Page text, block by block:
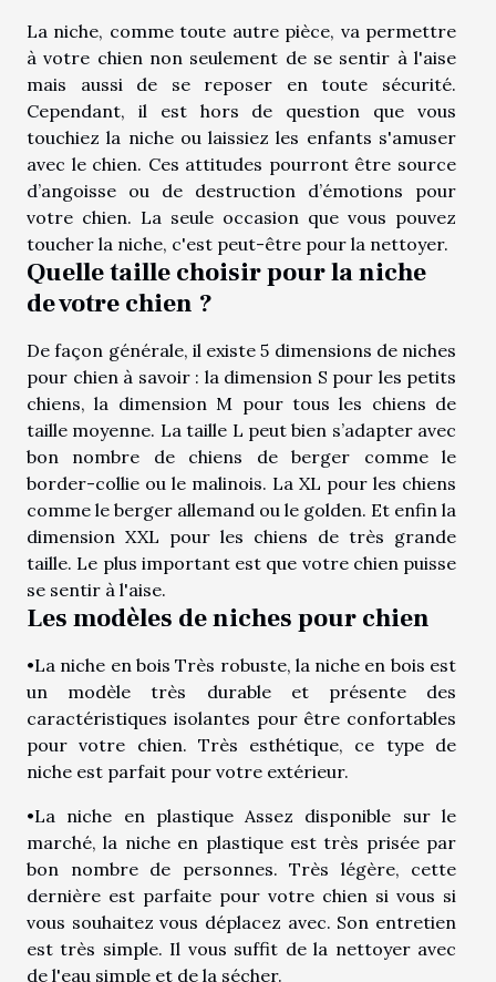
La niche, comme toute autre pièce, va permettre
à votre chien non seulement de se sentir à l'aise
mais aussi de se reposer en toute sécurité.
Cependant, il est hors de question que vous
touchiez la niche ou laissiez les enfants s'amuser
avec le chien. Ces attitudes pourront être source
d’angoisse ou de destruction d’émotions pour
votre chien. La seule occasion que vous pouvez
toucher la niche, c'est peut-être pour la nettoyer.
Quelle taille choisir pour la niche
de votre chien ?
De façon générale, il existe 5 dimensions de niches
pour chien à savoir : la dimension S pour les petits
chiens, la dimension M pour tous les chiens de
taille moyenne. La taille L peut bien s’adapter avec
bon nombre de chiens de berger comme le
border-collie ou le malinois. La XL pour les chiens
comme le berger allemand ou le golden. Et enfin la
dimension XXL pour les chiens de très grande
taille. Le plus important est que votre chien puisse
se sentir à l'aise.
Les modèles de niches pour chien
•La niche en bois Très robuste, la niche en bois est
un modèle très durable et présente des
caractéristiques isolantes pour être confortables
pour votre chien. Très esthétique, ce type de
niche est parfait pour votre extérieur.
•La niche en plastique Assez disponible sur le
marché, la niche en plastique est très prisée par
bon nombre de personnes. Très légère, cette
dernière est parfaite pour votre chien si vous si
vous souhaitez vous déplacez avec. Son entretien
est très simple. Il vous suffit de la nettoyer avec
de l'eau simple et de la sécher.